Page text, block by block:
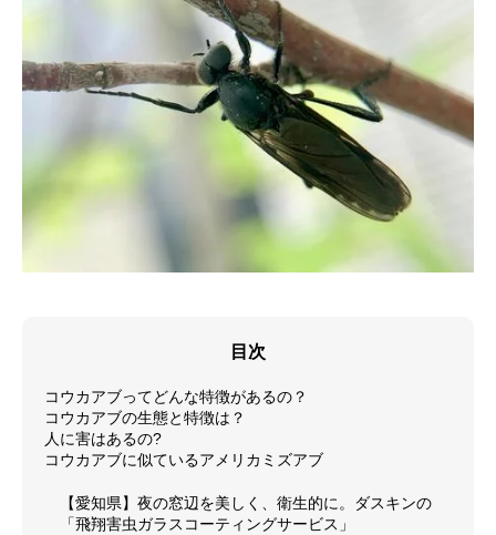
目次
コウカアブってどんな特徴があるの？
コウカアブの生態と特徴は？
人に害はあるの?
コウカアブに似ているアメリカミズアブ
【愛知県】夜の窓辺を美しく、衛生的に。ダスキンの
「飛翔害虫ガラスコーティングサービス」